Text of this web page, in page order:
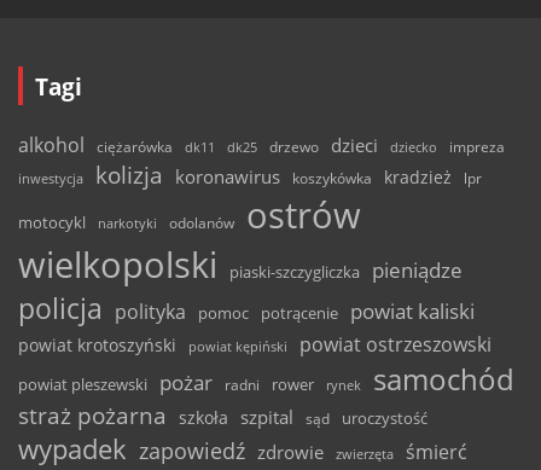
Tagi
alkohol ciężarówka dk11 dk25 drzewo dzieci dziecko
impreza
inwestycja
kolizja koronawirus koszykówka kradzież lpr
motocykl narkotyki odolanów
ostrów
wielkopolski
piaski-szczygliczka pieniądze
policja polityka pomoc potrącenie powiat kaliski
powiat krotoszyński powiat kępiński powiat ostrzeszowski
powiat pleszewski pożar radni rower rynek samochód
straż pożarna szkoła szpital sąd uroczystość
wypadek zapowiedź zdrowie zwierzęta śmierć